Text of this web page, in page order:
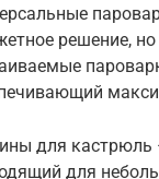
решение, но
для кастрюль
для